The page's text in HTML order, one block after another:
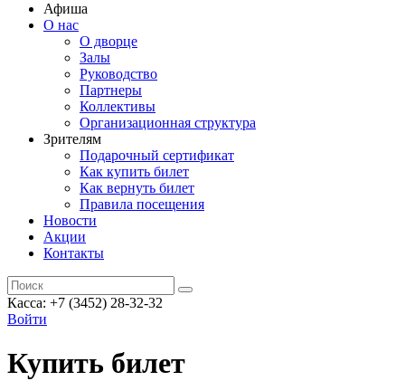
Афиша
О нас
О дворце
Залы
Руководство
Партнеры
Коллективы
Организационная структура
Зрителям
Подарочный сертификат
Как купить билет
Как вернуть билет
Правила посещения
Новости
Акции
Контакты
Касса: +7 (3452) 28-32-32
Войти
Купить билет